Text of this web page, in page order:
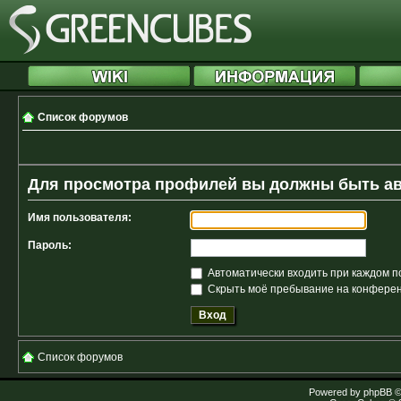
Список форумов
Для просмотра профилей вы должны быть
Имя пользователя:
Пароль:
Автоматически входить при каждом
Скрыть моё пребывание на
Список форумов
Powered by phpBB